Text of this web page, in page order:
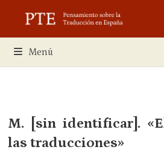
contenido
Menú
M. [sin identificar].
las traducciones»